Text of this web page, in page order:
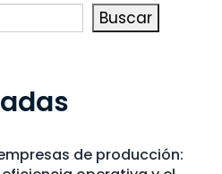
Buscar
de producción: